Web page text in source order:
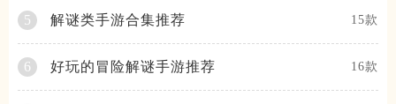
5 解谜类手游合集推荐 15款
6 好玩的冒险解谜手游推荐 16款